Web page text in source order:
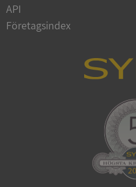
API
Företagsindex